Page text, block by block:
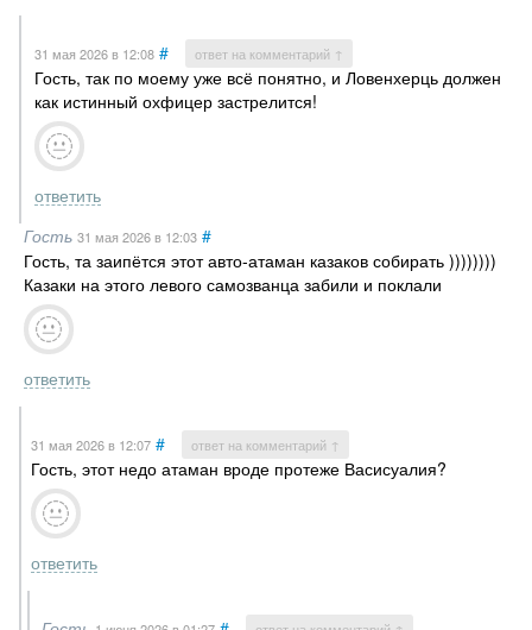
31 мая 2026в 12:08 # ответ на комментарий ↑
Гость, так по моему уже всё понятно, и Ловенхерць должен
как истинный охфицер застрелится!
ответить
Гость 31 мая 2026в 12:03 #
Гость, та заипётся этот авто-атаман казаков собирать ))))))))
Казаки на этого левого самозванца забили и поклали
ответить
31 мая 2026в 12:07 # ответ на комментарий ↑
Гость, этот недо атаман вроде протеже Васисуалия?
ответить